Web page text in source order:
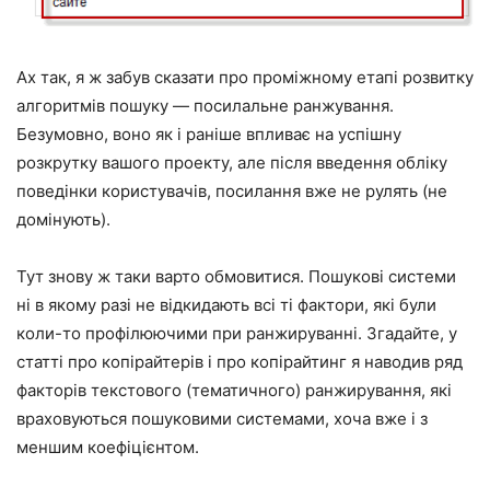
Ах так, я ж забув сказати про проміжному етапі розвитку
алгоритмів пошуку — посилальне ранжування.
Безумовно, воно як і раніше впливає на успішну
розкрутку вашого проекту, але після введення обліку
поведінки користувачів, посилання вже не рулять (не
домінують).
Тут знову ж таки варто обмовитися. Пошукові системи
ні в якому разі не відкидають всі ті фактори, які були
коли-то профілюючими при ранжируванні. Згадайте, у
статті про копірайтерів і про копірайтинг я наводив ряд
факторів текстового (тематичного) ранжирування, які
враховуються пошуковими системами, хоча вже і з
меншим коефіцієнтом.